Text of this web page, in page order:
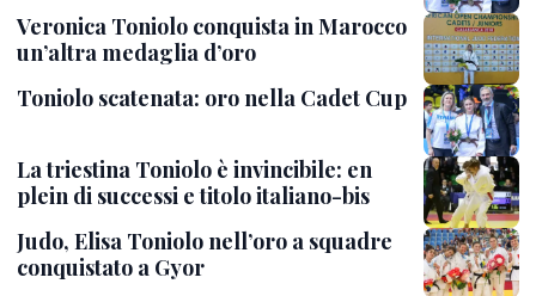
Veronica Toniolo conquista in Marocco
un’altra medaglia d’oro
Toniolo scatenata: oro nella Cadet Cup
La triestina Toniolo è invincibile: en
plein di successi e titolo italiano-bis
Judo, Elisa Toniolo nell’oro a squadre
conquistato a Gyor